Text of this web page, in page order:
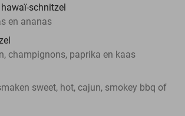
schnitzel
en ananas
champignons, paprika en kaas
sweet, hot, cajun, smokey bbq of